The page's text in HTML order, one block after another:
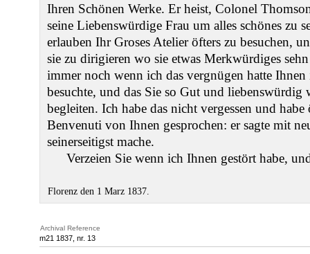
Ihren Schönen Werke. Er heist, Colonel
seine Liebenswürdige Frau um alles schönes zu
erlauben Ihr Groses Atelier öfters zu besuchen,
sie zu dirigieren wo sie etwas Merkwürdiges
immer noch wenn ich das vergnügen hatte
besuchte, und das Sie so Gut und liebenswürdig
begleiten. Ich habe das nicht vergessen und
Benvenuti von Ihnen gesprochen: er sagte mit
seinerseitigst mache.
Verzeien Sie wenn ich Ihnen gestört habe,
Florenz den 1 Marz 1837.
Archival Reference
m21 1837, nr. 13